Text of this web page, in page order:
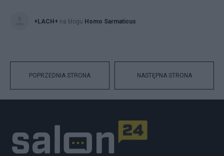
+LACH+ na blogu Homo Sarmaticus
POPRZEDNIA STRONA NASTĘPNA STRONA